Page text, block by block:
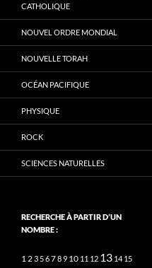
CATHOLIQUE
NOUVEL ORDRE MONDIAL
NOUVELLE TORAH
OCÉAN PACIFIQUE
PHYSIQUE
ROCK
SCIENCES NATURELLES
RECHERCHE À PARTIR D’UN
NOMBRE :
1 23 56789 10 11 12 13 14 15